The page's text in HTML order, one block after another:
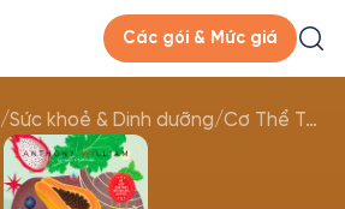
Các gói & Mức giá
/Sức khoẻ & Dinh dưỡng/ Cơ Thể Tự Chữa Lành - Tập 6